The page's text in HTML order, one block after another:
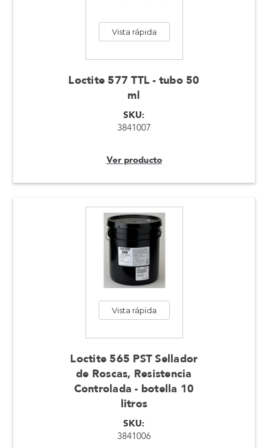
Vista rápida
Loctite 577 TTL - tubo 50
ml
SKU:
3841007
Ver producto
Vista rápida
Loctite 565 PST Sellador
de Roscas, Resistencia
Controlada - botella 10
litros
SKU:
3841006